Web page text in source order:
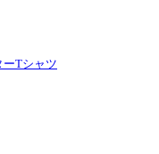
ーTシャツ